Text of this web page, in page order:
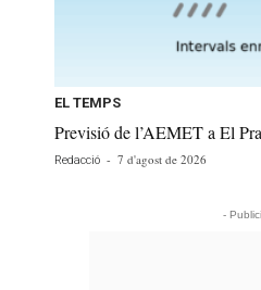
EL TEMPS
Previsió de l’AEMET a El
Redacció - 7 d'agost de 2026
-